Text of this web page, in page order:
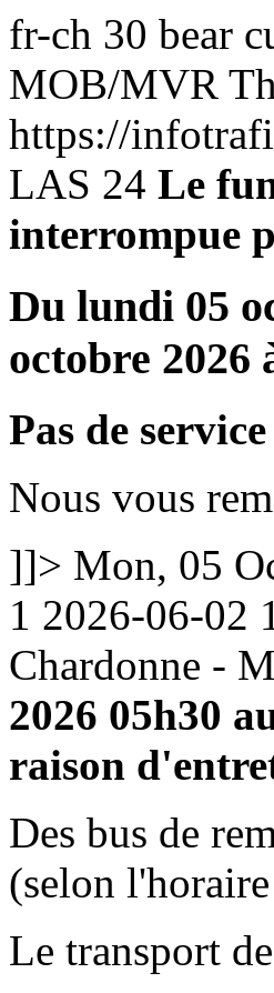
fr-ch 30 bear
MOB/MVR
https://
LAS 24 Le
interrompue
Du lundi 05
octobre 2026
Pas de
Nous vous
]]> Mon, 05
1 2026-06-02
Chardonne -
2026 05h30
raison
Des bus de
(selon
Le transport